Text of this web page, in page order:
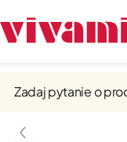
Garnki
Zadaj pytanie o